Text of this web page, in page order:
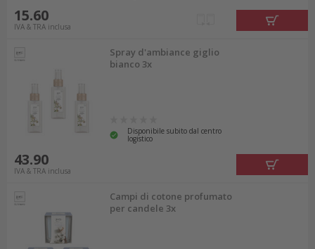
15.60
IVA & TRA inclusa
Spray d'ambiance giglio
bianco 3x
Disponibile subito dal centro
logistico
43.90
IVA & TRA inclusa
Campi di cotone profumato
per candele 3x